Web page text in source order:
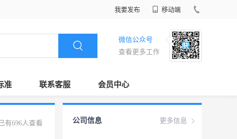
我要发布 移动端
微信公众号
查看更多工作
准 联系客服 会员中心
有696人查看 更多信息
公司信息